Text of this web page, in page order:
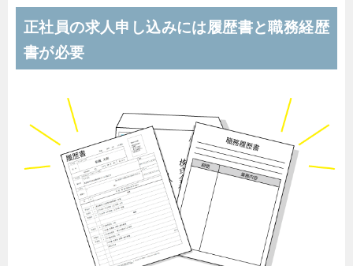
正社員の求人申し込みには履歴書と職務経歴
書が必要